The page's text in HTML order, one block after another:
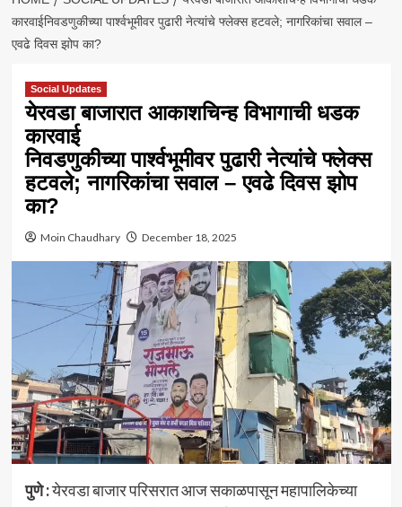
कारवाईनिवडणुकीच्या पार्श्वभूमीवर पुढारी नेत्यांचे फ्लेक्स हटवले; नागरिकांचा सवाल –
एवढे दिवस झोप का?
Social Updates
येरवडा बाजारात आकाशचिन्ह विभागाची धडक
कारवाई
निवडणुकीच्या पार्श्वभूमीवर पुढारी नेत्यांचे फ्लेक्स
हटवले; नागरिकांचा सवाल – एवढे दिवस झोप
का?
Moin Chaudhary December 18, 2025
पुणे :येरवडा बाजार परिसरात आज सकाळपासून महापालिकेच्या